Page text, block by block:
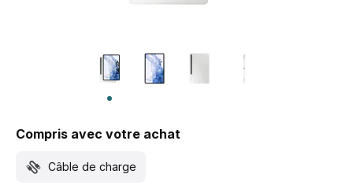
Compris avec votre achat
Câble de charge